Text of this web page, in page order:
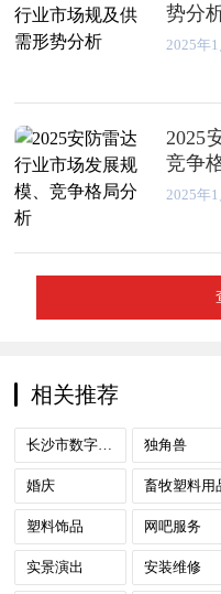
势分
2025年1
2025
竞争
2025年1
相关推荐
独角兽
婚庆 畜牧塑料用
塑料饰品 网吧服务
实景演出 安装维修